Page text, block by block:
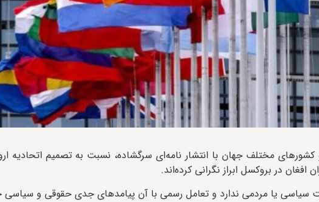
کشورهای مختلف جهان با انتشار نامه‌ای سرگشاده، نسبت به تصمیم اتحادیه
در بروکسل ابراز نگرانی کرده‌اند.
سیاسی یا مردمی ندارد و تعامل رسمی با آن پیامدهای جدی حقوقی و